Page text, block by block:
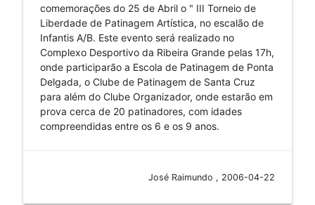
comemorações do 25 de Abril o " III Torneio de
Liberdade de Patinagem Artística, no escalão de
Infantis A/B. Este evento será realizado no
Complexo Desportivo da Ribeira Grande pelas 17h,
onde participarão a Escola de Patinagem de Ponta
Delgada, o Clube de Patinagem de Santa Cruz
para além do Clube Organizador, onde estarão em
prova cerca de 20 patinadores, com idades
compreendidas entre os 6 e os 9 anos.
José Raimundo , 2006-04-22